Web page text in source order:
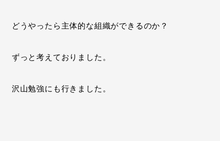
どうやったら主体的な組織ができるのか？
ずっと考えておりました。
沢山勉強にも行きました。